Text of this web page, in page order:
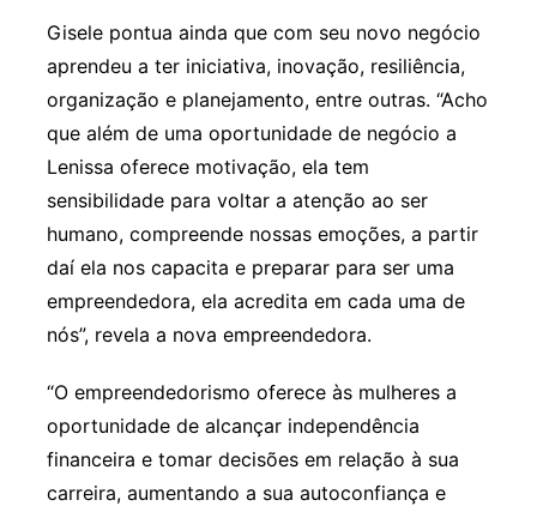
Gisele pontua ainda que com seu novo negócio
aprendeu a ter iniciativa, inovação, resiliência,
organização e planejamento, entre outras. “Acho
que além de uma oportunidade de negócio a
Lenissa oferece motivação, ela tem
sensibilidade para voltar a atenção ao ser
humano, compreende nossas emoções, a partir
daí ela nos capacita e preparar para ser uma
empreendedora, ela acredita em cada uma de
nós”, revela a nova empreendedora.
“O empreendedorismo oferece às mulheres a
oportunidade de alcançar independência
financeira e tomar decisões em relação à sua
carreira, aumentando a sua autoconfiança e